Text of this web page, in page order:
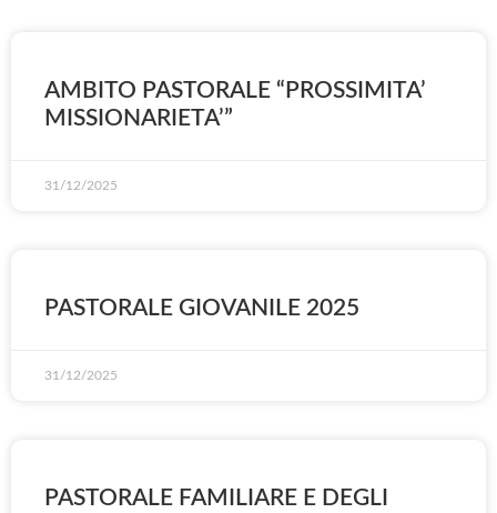
AMBITO PASTORALE “PROSSIMITA’
MISSIONARIETA’”
31/12/2025
PASTORALE GIOVANILE 2025
31/12/2025
PASTORALE FAMILIARE E DEGLI